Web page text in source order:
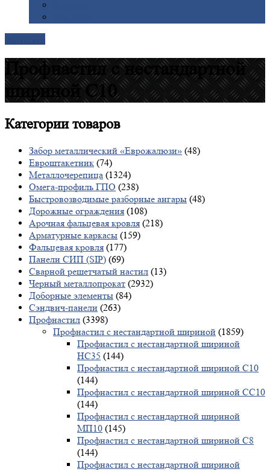
Профнастил с нестандартной
шириной С10
Категориитоваров
Забор металлический «Еврожалюзи» (48)
Евроштакетник (74)
Металлочерепица (1324)
Омега-профиль ГПО (238)
Быстровозводимые разборные ангары (48)
Дорожные ограждения (108)
Арочная фальцевая кровля (218)
Арматурные каркасы (159)
Фальцевая кровля (177)
Панели СИП (SIP) (69)
Сварной решетчатый настил (13)
Черный металлопрокат (2932)
Доборные элементы (84)
Сэндвич-панели (263)
Профнастил (3398)
Профнастил с нестандартной шириной (1859)
Профнастил с нестандартной шириной
НС35 (144)
Профнастил с нестандартной шириной С10
(144)
Профнастил с нестандартной шириной СС10
(144)
Профнастил с нестандартной шириной
МП10 (145)
Профнастил с нестандартной шириной С8
(144)
Профнастил с нестандартной шириной